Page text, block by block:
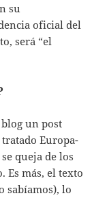
su
oficial del
será “el
un post
Europa-
queja de los
Es más, el texto
sabíamos), lo